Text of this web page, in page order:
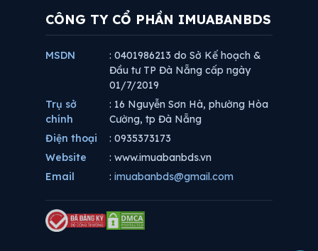
CÔNG TY CỔ PHẦN IMUABANBDS
MSDN
: 0401986213 do Sở Kế hoạch &
Đầu tư TP Đà Nẵng cấp ngày
01/7/2019
Trụ sở
chính
: 16 Nguyễn Sơn Hà, phường Hòa
Cường, tp Đà Nẵng
Điện thoại
: 0935373173
Website
: www.imuabanbds.vn
Email
: imuabanbds@gmail.com